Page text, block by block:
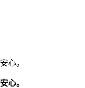
安心。
安心。